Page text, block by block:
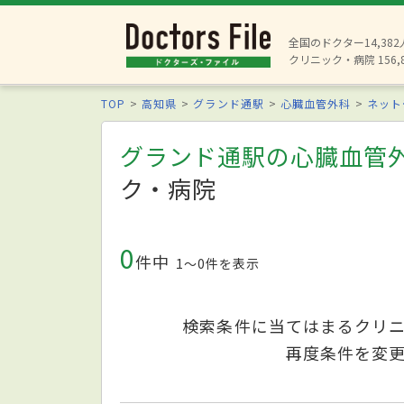
全国のドクター14,382
クリニック・病院
TOP 高知県 グランド通駅 心臓血管外科 ネッ
グランド通駅の心臓血管
ク・病院
0件中 1〜0件を表示
検索条件に当てはまるクリ
再度条件を変